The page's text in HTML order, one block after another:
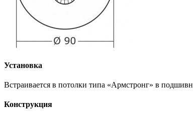
Установка
Встраивается в потолки типа «Армстронг» в
Конструкция